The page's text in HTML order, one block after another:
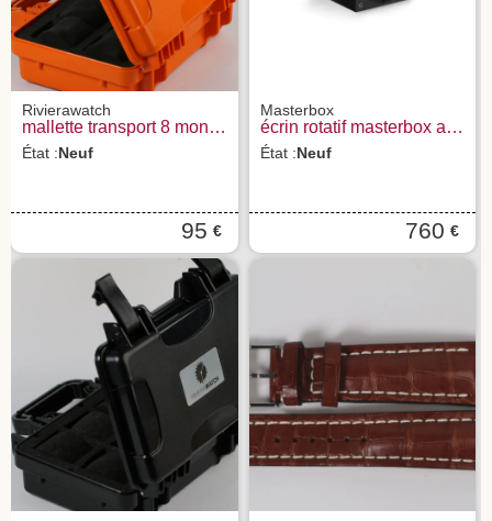
Rivierawatch
mallette transport 8 montres rivierawatch
État :Neuf
95 €
Masterbox
écrin rotatif masterbox aluminium - remontoir 1 montre
État :Neuf
760 €